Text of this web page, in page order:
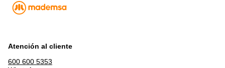
Atención al cliente
600 600 5353